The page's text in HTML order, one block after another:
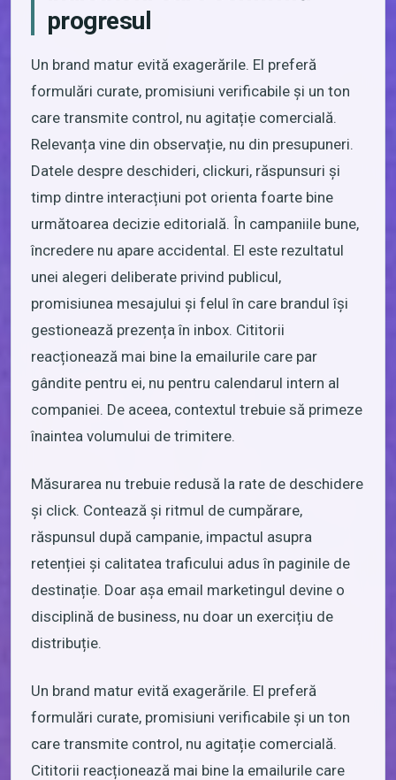
progresul
Un brand matur evită exagerările. El preferă
formulări curate, promisiuni verificabile și un ton
care transmite control, nu agitație comercială.
Relevanța vine din observație, nu din presupuneri.
Datele despre deschideri, clickuri, răspunsuri și
timp dintre interacțiuni pot orienta foarte bine
următoarea decizie editorială. În campaniile bune,
încredere nu apare accidental. El este rezultatul
unei alegeri deliberate privind publicul,
promisiunea mesajului și felul în care brandul își
gestionează prezența în inbox. Cititorii
reacționează mai bine la emailurile care par
gândite pentru ei, nu pentru calendarul intern al
companiei. De aceea, contextul trebuie să primeze
înaintea volumului de trimitere.
Măsurarea nu trebuie redusă la rate de deschidere
și click. Contează și ritmul de cumpărare,
răspunsul după campanie, impactul asupra
retenției și calitatea traficului adus în paginile de
destinație. Doar așa email marketingul devine o
disciplină de business, nu doar un exercițiu de
distribuție.
Un brand matur evită exagerările. El preferă
formulări curate, promisiuni verificabile și un ton
care transmite control, nu agitație comercială.
Cititorii reacționează mai bine la emailurile care